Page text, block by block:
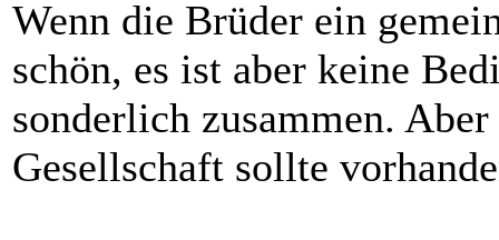
Wenn die Brüder ein
schön, es ist aber keine
sonderlich zusammen.
Gesellschaft sollte